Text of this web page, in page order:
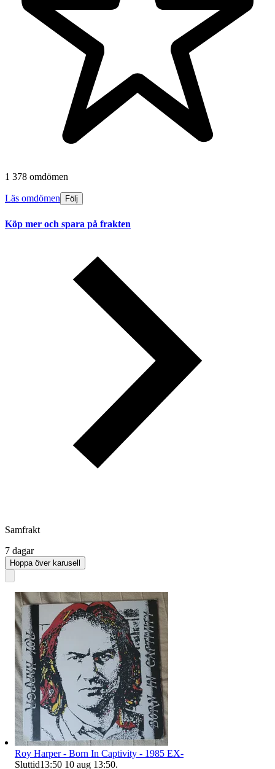
1 378 omdömen
Läs omdömen Följ
Köp mer och spara på frakten
Samfrakt
7 dagar
Hoppa över karusell
Roy Harper - Born In Captivity - 1985 EX-
Sluttid13:50 10 aug 13:50.